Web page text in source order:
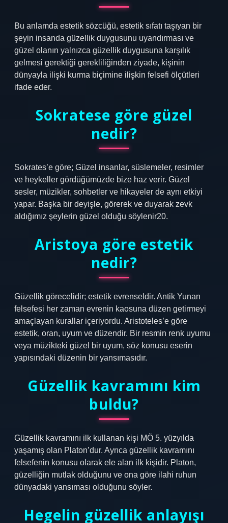
Bu anlamda estetik sözcüğü, estetik sıfatı taşıyan bir
şeyin insanda güzellik duygusunu uyandırması ve
güzel olanın yalnızca güzellik duygusuna karşılık
gelmesi gerektiği gerekliliğinden ziyade, kişinin
dünyayla ilişki kurma biçimine ilişkin felsefi ölçütleri
ifade eder.
Sokratese göre güzel
nedir?
Sokrates’e göre; Güzel insanlar, süslemeler, resimler
ve heykeller gördüğümüzde bize haz verir. Güzel
sesler, müzikler, sohbetler ve hikayeler de aynı etkiyi
yapar. Başka bir deyişle, görerek ve duyarak zevk
aldığımız şeylerin güzel olduğu söylenir20.
Aristoya göre estetik
nedir?
Güzellik görecelidir; estetik evrenseldir. Antik Yunan
felsefesi her zaman evrenin kaosuna düzen getirmeyi
amaçlayan kurallar içeriyordu. Aristoteles’e göre
estetik, oran, uyum ve düzendir. Bir resmin renk uyumu
veya müzikteki güzel bir uyum, söz konusu eserin
yapısındaki düzenin bir yansımasıdır.
Güzellik kavramını kim
buldu?
Güzellik kavramını ilk kullanan kişi MÖ 5. yüzyılda
yaşamış olan Platon’dur. Ayrıca güzellik kavramını
felsefenin konusu olarak ele alan ilk kişidir. Platon,
güzelliğin mutlak olduğunu ve ona göre ilahi ruhun
dünyadaki yansıması olduğunu söyler.
Hegelin güzellik anlayışı